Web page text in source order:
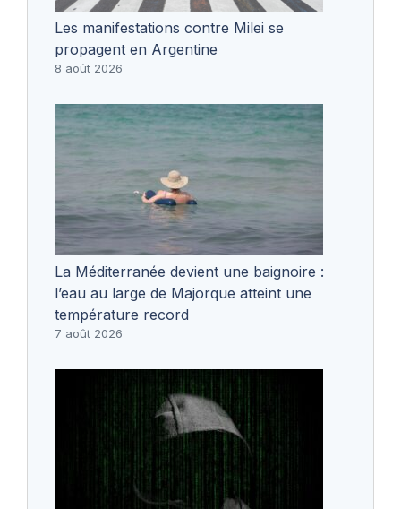
Les manifestations contre Milei se
propagent en Argentine
8 août 2026
La Méditerranée devient une baignoire :
l’eau au large de Majorque atteint une
température record
7 août 2026